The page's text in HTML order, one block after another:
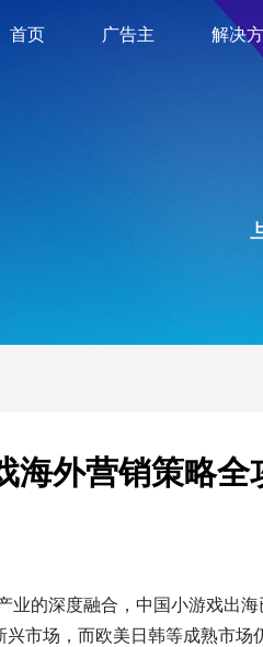
首页 广告主 解决
海外营销策略
业的深度融合，中国小游戏出
市场，而欧美日韩等成熟市场